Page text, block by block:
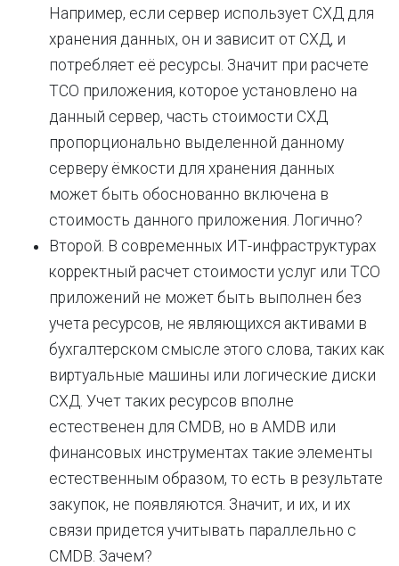
Например, если сервер использует СХД для
хранения данных, он и зависит от СХД, и
потребляет её ресурсы. Значит при расчете
TCO приложения, которое установлено на
данный сервер, часть стоимости СХД
пропорционально выделенной данному
серверу ёмкости для хранения данных
может быть обоснованно включена в
стоимость данного приложения. Логично?
Второй. В современных ИТ-инфраструктурах
корректный расчет стоимости услуг или TCO
приложений не может быть выполнен без
учета ресурсов, не являющихся активами в
бухгалтерском смысле этого слова, таких как
виртуальные машины или логические диски
СХД. Учет таких ресурсов вполне
естественен для CMDB, но в AMDB или
финансовых инструментах такие элементы
естественным образом, то есть в результате
закупок, не появляются. Значит, и их, и их
связи придется учитывать параллельно с
CMDB. Зачем?